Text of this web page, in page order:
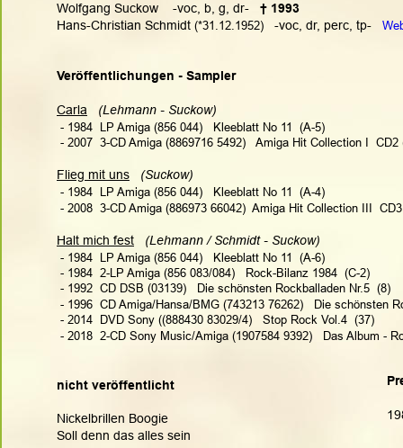
Wolfgang Suckow    -voc, b, g, dr- † 1993
Hans-Christian Schmidt (*31.12.1952)
   -voc, dr, perc, tp-
Veröffentlichungen - Sampler
Carla
(Lehmann - Suckow)
- 1984  LP Amiga (856 044)   Kleeblatt No 11  (A-5)
- 2007  3-CD Amiga (8869716 5492)   Amiga Hit Collection I  CD2
Flieg mit uns
(Suckow)
- 1984  LP Amiga (856 044)   Kleeblatt No 11  (A-4)
- 2008  3-CD Amiga (886973 66042)  Amiga Hit Collection III
Halt mich fest
(Lehmann / Schmidt - Suckow)
- 1984  LP Amiga (856 044)   Kleeblatt No 11  (A-6)
- 1984  2-LP Amiga (856 083/084)   Rock-Bilanz 1984  (C-2)
- 1992  CD DSB (03139)   Die schönsten Rockballaden Nr.5  (8)
- 1996  CD Amiga/Hansa/BMG (743213 76262)   Die schönsten
- 2014  DVD Sony ((888430 83029/4)   Stop Rock Vol.4  (37)
- 2018  2-CD Sony Music/Amiga (1907584 9392)   Das Album -
nicht veröffentlicht
Nickelbrillen Boogie
Soll denn das alles sein